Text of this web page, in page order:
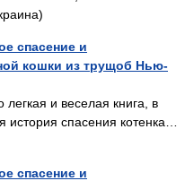
спасение и
кошки из трущоб Нью-
и веселая книга, в
история спасения котенка…
спасение и